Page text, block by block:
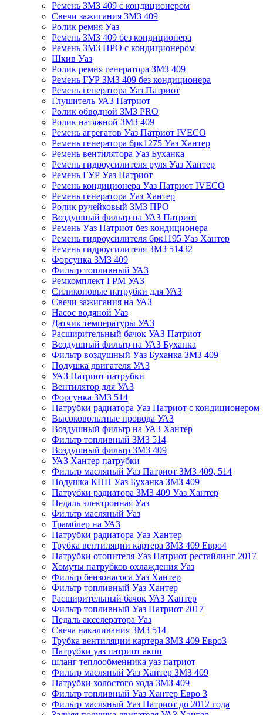
Ремень ЗМЗ 409 с кондиционером
Свечи зажигания ЗМЗ 409
Ролик ремня Уаз
Ремень ЗМЗ 409 без кондиционера
Ремень ЗМЗ ПРО с кондиционером
Шкив Уаз
Ролик ремня генератора ЗМЗ 409
Ремень ГУР ЗМЗ 409 без кондиционера
Ремень генератора Уаз Патриот
Глушитель УАЗ Патриот
Ролик обводной ЗМЗ PRO
Ролик натяжной ЗМЗ 409
Ремень агрегатов Уаз Патриот IVECO
Ремень генератора 6рк1275 Уаз Хантер
Ремень вентилятора Уаз Буханка
Ремень гидроусилителя руля Уаз Хантер
Ремень ГУР Уаз Патриот
Ремень кондиционера Уаз Патриот IVECO
Ремень генератора Уаз Хантер
Ролик ручейковый ЗМЗ ПРО
Воздушный фильтр на УАЗ Патриот
Ремень Уаз Патриот без кондиционера
Ремень гидроусилителя 6рк1195 Уаз Хантер
Ремень гидроусилителя ЗМЗ 51432
Форсунка ЗМЗ 409
Фильтр топливный УАЗ
Ремкомплект ГРМ УАЗ
Силиконовые патрубки для УАЗ
Свечи зажигания на УАЗ
Насос водяной Уаз
Датчик температуры УАЗ
Расширительный бачок УАЗ Патриот
Воздушный фильтр на УАЗ Буханка
Фильтр воздушный Уаз Буханка ЗМЗ 409
Подушка двигателя УАЗ
УАЗ Патриот патрубки
Вентилятор для УАЗ
Форсунка ЗМЗ 514
Патрубки радиатора Уаз Патриот с кондиционером
Высоковольтные провода УАЗ
Воздушный фильтр на УАЗ Хантер
Фильтр топливный ЗМЗ 514
Воздушный фильтр ЗМЗ 409
УАЗ Хантер патрубки
Фильтр масляный Уаз Патриот ЗМЗ 409, 514
Подушка КПП Уаз Буханка ЗМЗ 409
Патрубки радиатора ЗМЗ 409 Уаз Хантер
Педаль электронная Уаз
Фильтр масляный Уаз
Трамблер на УАЗ
Патрубки радиатора Уаз Хантер
Трубка вентиляции картера ЗМЗ 409 Евро4
Патрубки отопителя Уаз Патриот рестайлинг 2017
Хомуты патрубков охлаждения Уаз
Фильтр бензонасоса Уаз Хантер
Фильтр топливный Уаз Хантер
Расширительный бачок УАЗ Хантер
Фильтр топливный Уаз Патриот 2017
Педаль акселератора Уаз
Свеча накаливания ЗМЗ 514
Трубка вентиляции картера ЗМЗ 409 Евро3
Патрубки уаз патриот акпп
шланг теплообменника уаз патриот
Фильтр масляный Уаз Хантер ЗМЗ 409
Патрубки холостого хода ЗМЗ 409
Фильтр топливный Уаз Хантер Евро 3
Фильтр масляный Уаз Патриот до 2012 года